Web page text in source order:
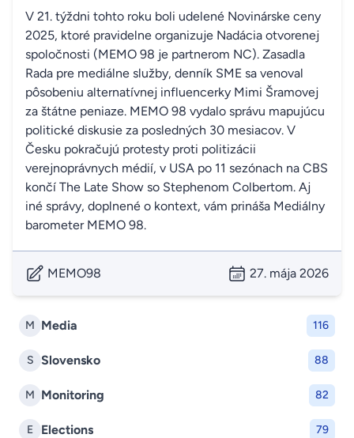
M Media 116
S Slovensko 88
M Monitoring 82
E Elections 79
V 21. týždni tohto roku boli udelené Novinárske ceny
2025, ktoré pravidelne organizuje Nadácia otvorenej
spoločnosti (MEMO 98 je partnerom NC). Zasadla
Rada pre mediálne služby, denník SME sa venoval
pôsobeniu alternatívnej influencerky Mimi Šramovej
za štátne peniaze. MEMO 98 vydalo správu mapujúcu
politické diskusie za posledných 30 mesiacov. V
Česku pokračujú protesty proti politizácii
verejnoprávnych médií, v USA po 11 sezónach na CBS
končí The Late Show so Stephenom Colbertom. Aj
iné správy, doplnené o kontext, vám prináša Mediálny
barometer MEMO 98.
MEMO98 27. mája 2026